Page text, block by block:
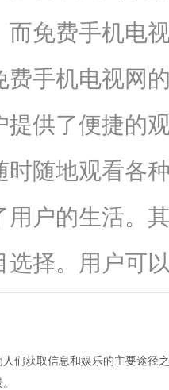
而免费手机电
费手机电视网
提供了便捷的
时随地观看各
用户的生活。
选择。用户可
们获取信息和娱乐的主要途径